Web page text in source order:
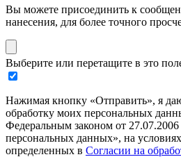
Вы можете присоединить к
нанесения, для более точного
Выберите или перетащите в это
Нажимая кнопку «Отправить», я
обработку моих персональных
Федеральным законом от
персональных данных», на
определенных в Согласии на